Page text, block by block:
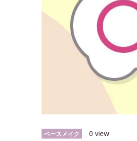
ベースメイク 0 view